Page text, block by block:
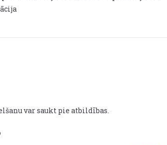
var saukt pie atbildības.